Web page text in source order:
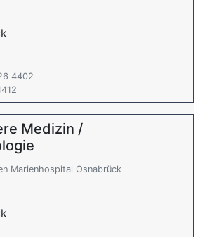
4402
Medizin /
Marienhospital Osnabrück